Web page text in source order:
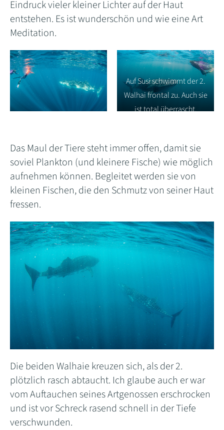
Eindruck vieler kleiner Lichter auf der Haut
entstehen. Es ist wunderschön und wie eine Art
Meditation.
Auf Susi schwimmt der 2.
Walhai frontal zu. Auch sie
ist total überrascht.
Das Maul der Tiere steht immer offen, damit sie
soviel Plankton (und kleinere Fische) wie möglich
aufnehmen können. Begleitet werden sie von
kleinen Fischen, die den Schmutz von seiner Haut
fressen.
Die beiden Walhaie kreuzen sich, als der 2.
plötzlich rasch abtaucht. Ich glaube auch er war
vom Auftauchen seines Artgenossen erschrocken
und ist vor Schreck rasend schnell in der Tiefe
verschwunden.